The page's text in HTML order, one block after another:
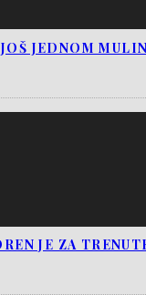
JEDNOM
JE ZA